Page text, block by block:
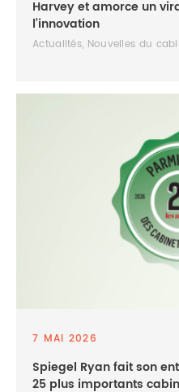
Harvey et amorce un
l’innovation
Actualités, Nouvelles du
7 MAI 2026
Spiegel Ryan fait son
25 plus importants